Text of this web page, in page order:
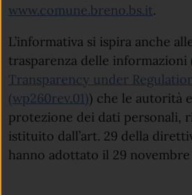
www.comune.breno.bs.it.
L’informativa si ispira anche
trasparenza delle informazioni
Transparency under
(wp260rev.01)(apre in un'altra
) che le autorità
protezione dei dati personali,
istituito dall’art. 29 della
hanno adottato il 29 novembre